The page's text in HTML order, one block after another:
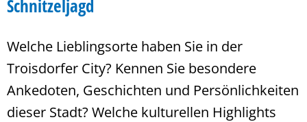
Schnitzeljagd
Welche Lieblingsorte haben Sie in der
Troisdorfer City? Kennen Sie besondere
Ankedoten, Geschichten und Persönlichkeiten
dieser Stadt? Welche kulturellen Highlights